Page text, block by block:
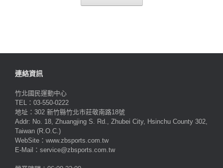
連絡資訊
竹北國民運動中心
TEL：03-550-0222
地址：302 新竹縣竹北市莊敬南路18號
Addr: No. 18, Zhuangjing S. Rd., Zhubei City, Hsinchu County 302,
Taiwan (R.O.C.)
WebSite：www.zbsports.com.tw
E-Mail：service@zbsports.com.tw